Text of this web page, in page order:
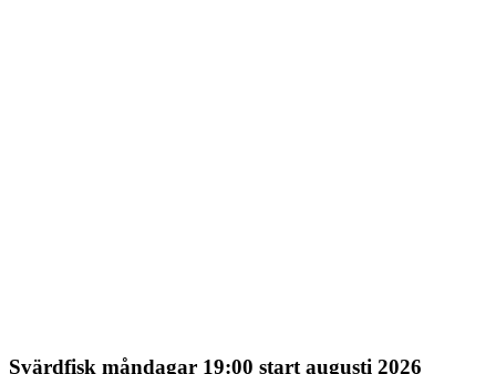
Svärdfisk måndagar 19:00 start augusti 2026